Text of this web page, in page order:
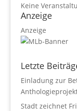
Keine
Anzeige
Anzeige
Letzte
Einladung zur
Stadt zeichnet